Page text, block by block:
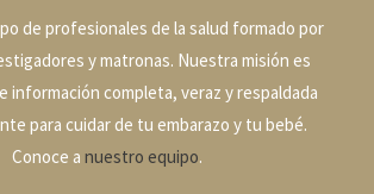
de profesionales de la salud formado por
y matronas. Nuestra misión es
información completa, veraz y respaldada
para cuidar de tu embarazo y tu bebé.
Conoce a nuestro equipo.